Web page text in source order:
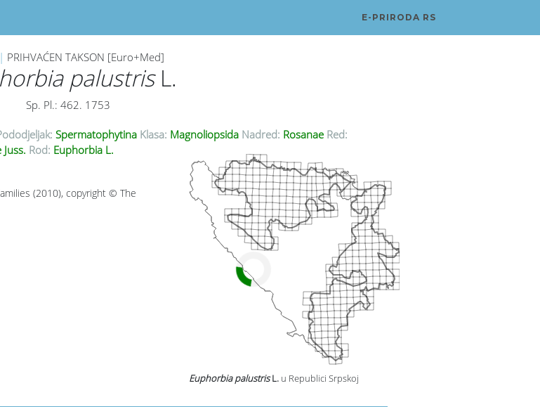
E-PRIRODA RS
| PRIHVAĆEN TAKSON [Euro+Med]
palustrisL.
Sp. Pl.: 462. 1753
Spermatophytina Klasa: Magnoliopsida Nadred: Rosanae Red:
Rod: Euphorbia L.
(2010), copyright © The
Euphorbia palustrisL. u Republici Srpskoj